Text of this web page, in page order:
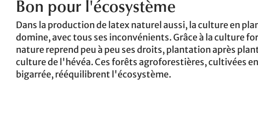
Bon pour l'écosystème
Dans la production de latex naturel aussi, la culture en
domine, avec tous ses inconvénients. Grâce à la culture
nature reprend peu à peu ses droits, plantation après
culture de l'hévéa. Ces forêts agroforestières, cultivées
bigarrée, rééquilibrent l'écosystème.